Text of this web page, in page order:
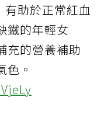
助於正常紅血
鐵的年輕女
充的營養補助
色。